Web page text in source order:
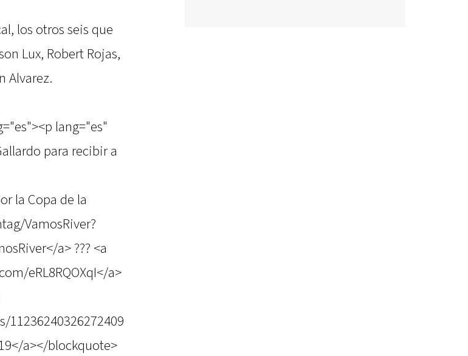
los otros seis que
Lux, Robert Rojas,
Alvarez.
lang="es"
para recibir a
la Copa de la
VamosRiver?
a> ??? <a
eRL8RQOXqI</a>
a></blockquote>